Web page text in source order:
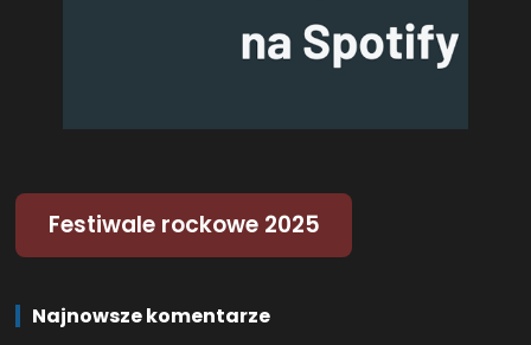
Festiwale rockowe 2025
Najnowsze komentarze